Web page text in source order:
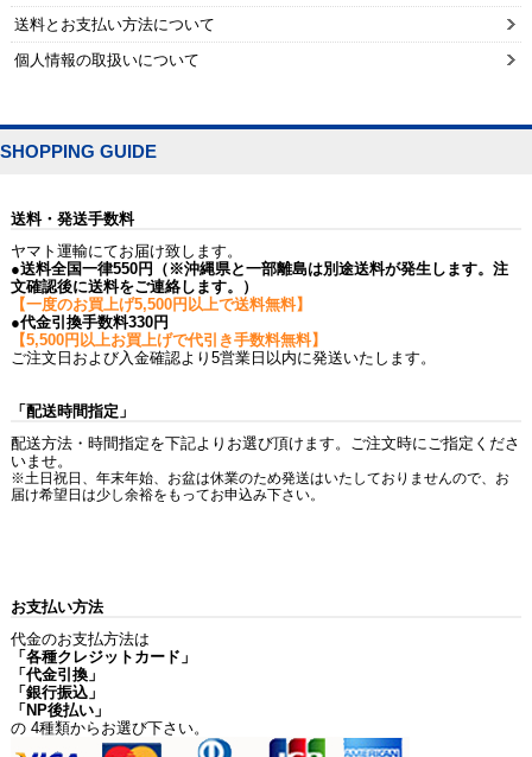
送料とお支払い方法について
個人情報の取扱いについて
SHOPPING GUIDE
送料・発送手数料
ヤマト運輸にてお届け致します。
●送料全国一律550円（※沖縄県と一部離島は別途送料が発生します。注
文確認後に送料をご連絡します。）
【一度のお買上げ5,500円以上で送料無料】
●代金引換手数料330円
【5,500円以上お買上げで代引き手数料無料】
ご注文日および入金確認より5営業日以内に発送いたします。
「配送時間指定」
配送方法・時間指定を下記よりお選び頂けます。ご注文時にご指定くださ
いませ。
※土日祝日、年末年始、お盆は休業のため発送はいたしておりませんので、お
届け希望日は少し余裕をもってお申込み下さい。
お支払い方法
代金のお支払方法は
「各種クレジットカード」
「代金引換」
「銀行振込」
「NP後払い」
の 4種類からお選び下さい。